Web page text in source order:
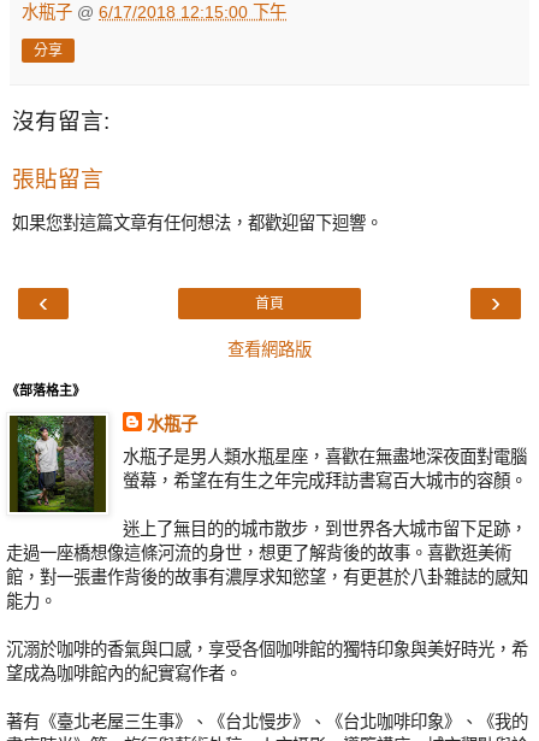
水瓶子 @ 6/17/2018 12:15:00 下午
分享
沒有留言:
張貼留言
如果您對這篇文章有任何想法，都歡迎留下迴響。
‹ ›
首頁
查看網路版
《部落格主》
水瓶子
水瓶子是男人類水瓶星座，喜歡在無盡地深夜面對電腦
螢幕，希望在有生之年完成拜訪書寫百大城市的容顏。
迷上了無目的的城市散步，到世界各大城市留下足跡，
走過一座橋想像這條河流的身世，想更了解背後的故事。喜歡逛美術
館，對一張畫作背後的故事有濃厚求知慾望，有更甚於八卦雜誌的感知
能力。
沉溺於咖啡的香氣與口感，享受各個咖啡館的獨特印象與美好時光，希
望成為咖啡館內的紀實寫作者。
著有《臺北老屋三生事》、《台北慢步》、《台北咖啡印象》、《我的